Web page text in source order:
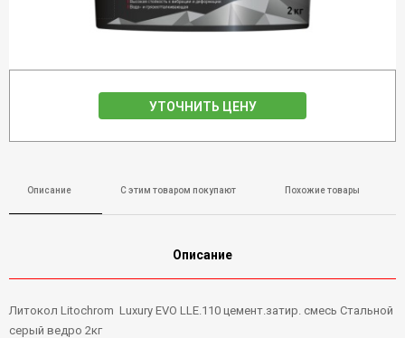
УТОЧНИТЬ ЦЕНУ
Описание С этим товаром покупают Похожие товары
Описание
Литокол Litochrom Luxury EVO LLE.110 цемент.затир. смесь Стальной
серый ведро 2кг